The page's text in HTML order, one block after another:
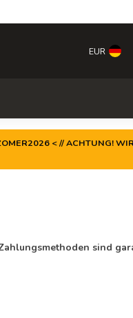
EUR
< // ACHTUNG!
sind